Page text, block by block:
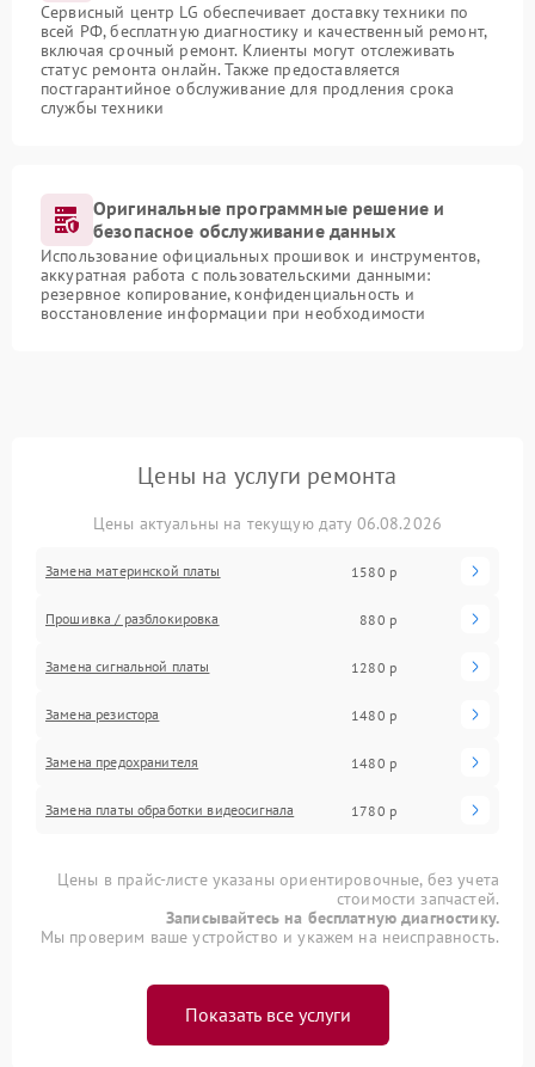
Сервисный центр LG обеспечивает доставку техники по
всей РФ, бесплатную диагностику и качественный ремонт,
включая срочный ремонт. Клиенты могут отслеживать
статус ремонта онлайн. Также предоставляется
постгарантийное обслуживание для продления срока
службы техники
Оригинальные программные решение и
безопасное обслуживание данных
Использование официальных прошивок и инструментов,
аккуратная работа с пользовательскими данными:
резервное копирование, конфиденциальность и
восстановление информации при необходимости
Цены на услуги ремонта
Цены актуальны на текущую дату 06.08.2026
Замена материнской платы 1580 р
Прошивка / разблокировка 880 р
Замена сигнальной платы 1280 р
Замена резистора 1480 р
Замена предохранителя 1480 р
Замена платы обработки видеосигнала 1780 р
Цены в прайс-листе указаны ориентировочные, без учета
стоимости запчастей.
Записывайтесь на бесплатную диагностику.
Мы проверим ваше устройство и укажем на неисправность.
Показать все услуги